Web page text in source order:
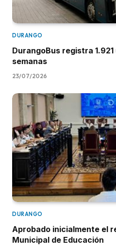
DURANGO
DurangoBus registra
semanas
23/07/2026
DURANGO
Aprobado inicialmente el
Municipal de Educación